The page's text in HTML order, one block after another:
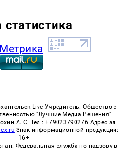
Live Учредитель: Общество с
"Лучшие Медиа Решения"
А. С. Тел.: +79023790276 Адрес эл.
Знак информационной продукции:
16+
Федеральная служба по надзору в